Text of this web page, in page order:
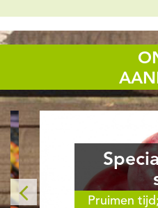
Pruimen tijd; de